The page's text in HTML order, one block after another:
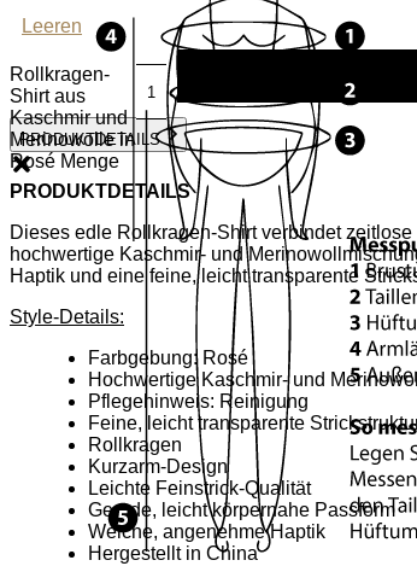
Leeren
Rollkragen-
Shirt aus
Kaschmir und
Merinowolle in
Rosé Menge
PRODUKTDETAILS
PRODUKTDETAILS
Dieses edle Rollkragen-Shirt verbindet
hochwertige Kaschmir- und
Haptik und eine feine, leicht transparente
Style-Details:
Farbgebung: Rosé
Hochwertige Kaschmir- und
Pflegehinweis: Reinigung
Feine, leicht transparente
Rollkragen
Kurzarm-Design
Leichte Feinstrick-Qualität
Gerade, leicht körpernahe Passform
Weiche, angenehme Haptik
Hergestellt in China